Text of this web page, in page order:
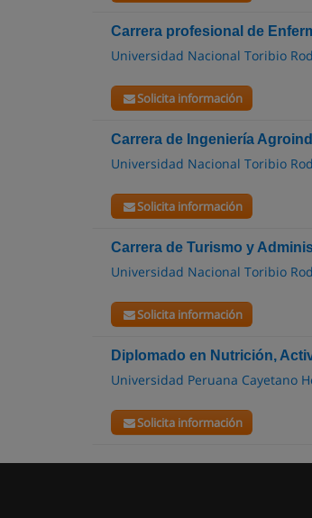
Carrera profesional de
Universidad Nacional Toribio
Solicita información
Carrera de Ingeniería
Universidad Nacional Toribio
Solicita información
Carrera de Turismo y
Universidad Nacional Toribio
Solicita información
Diplomado en Nutrición,
Universidad Peruana Cayetano
Solicita información